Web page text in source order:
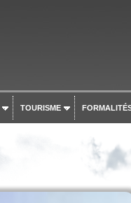
TOURISME